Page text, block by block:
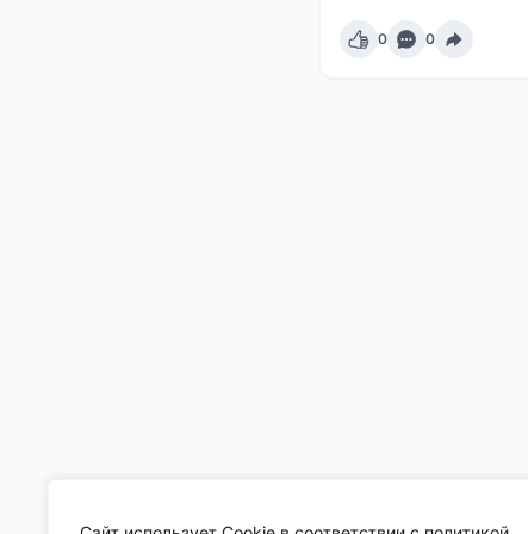
0 0